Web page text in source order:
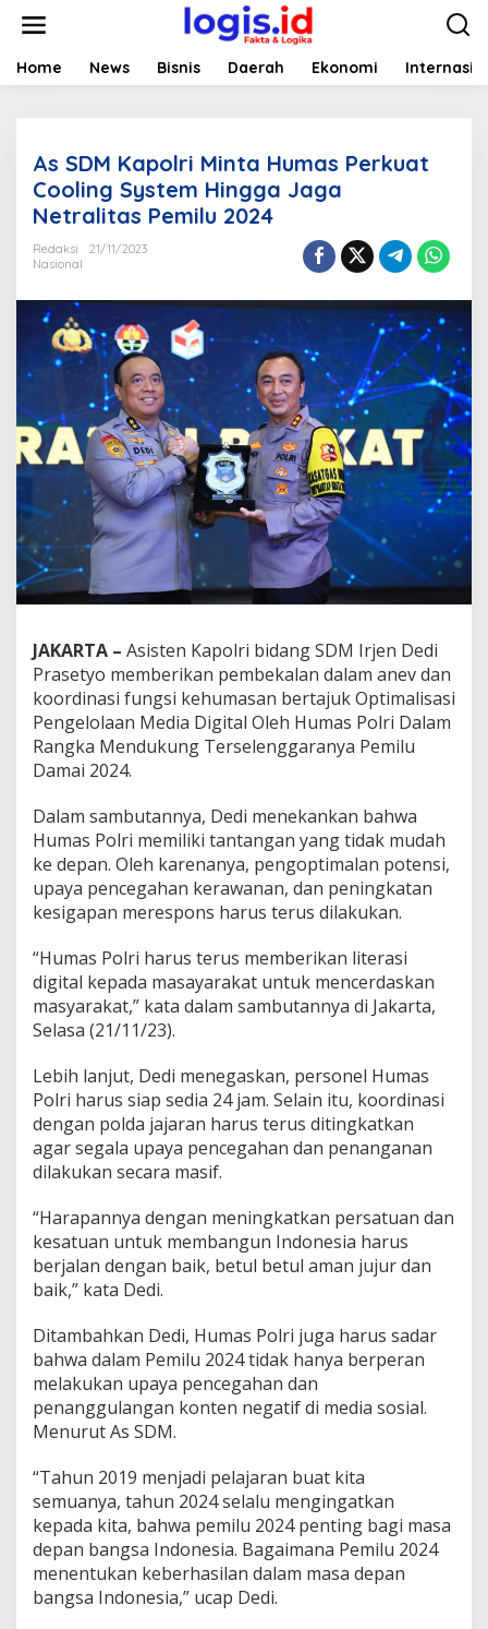
t
Home News Bisnis Daerah Ekonomi
As SDM Kapolri Minta Humas Perkuat
Cooling System Hingga Jaga
Netralitas Pemilu 2024
Redaksi
21/11/2023
Nasional
JAKARTA – Asisten Kapolri bidang SDM Irjen Dedi
Prasetyo memberikan pembekalan dalam anev dan
koordinasi fungsi kehumasan bertajuk Optimalisasi
Pengelolaan Media Digital Oleh Humas Polri Dalam
Rangka Mendukung Terselenggaranya Pemilu
Damai 2024.
Dalam sambutannya, Dedi menekankan bahwa
Humas Polri memiliki tantangan yang tidak mudah
ke depan. Oleh karenanya, pengoptimalan potensi,
upaya pencegahan kerawanan, dan peningkatan
kesigapan merespons harus terus dilakukan.
“Humas Polri harus terus memberikan literasi
digital kepada masayarakat untuk mencerdaskan
masyarakat,” kata dalam sambutannya di Jakarta,
Selasa (21/11/23).
Lebih lanjut, Dedi menegaskan, personel Humas
Polri harus siap sedia 24 jam. Selain itu, koordinasi
dengan polda jajaran harus terus ditingkatkan
agar segala upaya pencegahan dan penanganan
dilakukan secara masif.
“Harapannya dengan meningkatkan persatuan dan
kesatuan untuk membangun Indonesia harus
berjalan dengan baik, betul betul aman jujur dan
baik,” kata Dedi.
Ditambahkan Dedi, Humas Polri juga harus sadar
bahwa dalam Pemilu 2024 tidak hanya berperan
melakukan upaya pencegahan dan
penanggulangan konten negatif di media sosial.
Menurut As SDM.
“Tahun 2019 menjadi pelajaran buat kita
semuanya, tahun 2024 selalu mengingatkan
kepada kita, bahwa pemilu 2024 penting bagi masa
depan bangsa Indonesia. Bagaimana Pemilu 2024
menentukan keberhasilan dalam masa depan
bangsa Indonesia,” ucap Dedi.